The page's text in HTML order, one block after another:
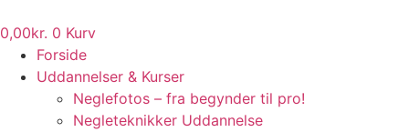
til
indhold
0,00kr. 0 Kurv
Forside
Uddannelser & Kurser
Neglefotos – fra begynder til pro!
Negleteknikker Uddannelse